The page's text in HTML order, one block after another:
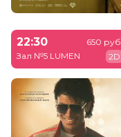
22:30
Зал №5 LUMEN
650 руб.
2D